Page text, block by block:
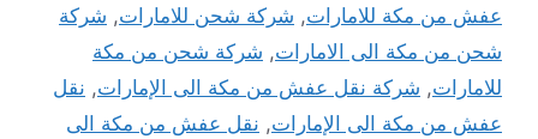
عفش من مكة للامارات, شركة شحن للامارات, شركة
شحن من مكة الى الامارات, شركة شحن من مكة
للامارات, شركة نقل عفش من مكة الى الإمارات, نقل
عفش من مكة الى الإمارات, نقل عفش من مكة الى